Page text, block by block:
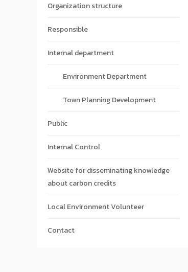
Organization structure
Responsible
Internal department
Environment Department
Town Planning Development
Public
Internal Control
Website for disseminating knowledge
about carbon credits
Local Environment Volunteer
Contact